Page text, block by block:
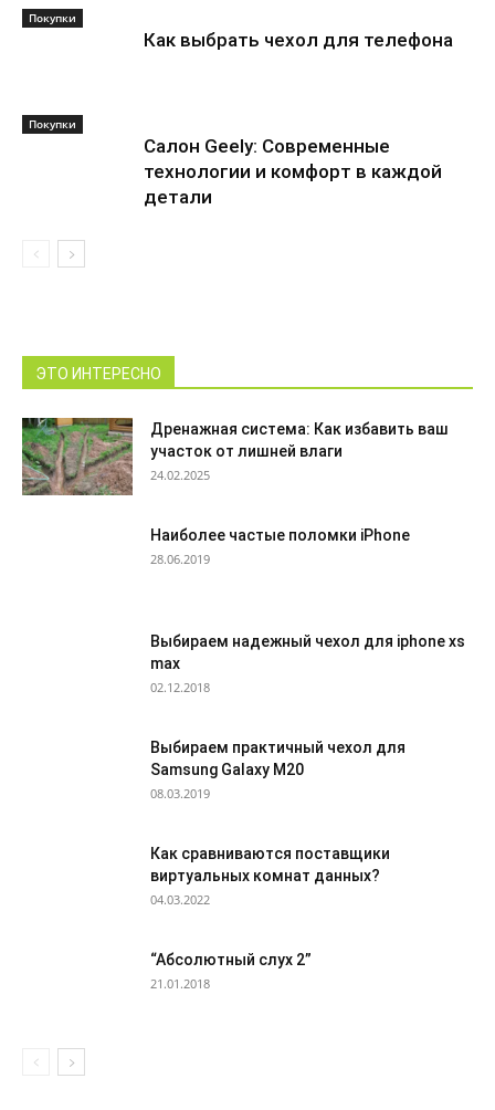
Покупки
Как выбрать чехол для телефона
Покупки
Салон Geely: Современные
технологии и комфорт в каждой
детали
ЭТО ИНТЕРЕСНО
Дренажная система: Как избавить ваш
участок от лишней влаги
24.02.2025
Наиболее частые поломки iPhone
28.06.2019
Выбираем надежный чехол для iphone xs
max
02.12.2018
Выбираем практичный чехол для
Samsung Galaxy M20
08.03.2019
Как сравниваются поставщики
виртуальных комнат данных?
04.03.2022
“Абсолютный слух 2”
21.01.2018